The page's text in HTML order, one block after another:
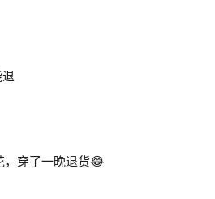
，穿了一晚退货😂